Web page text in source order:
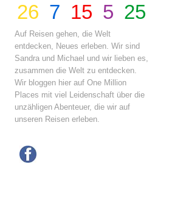
26 7 15 5 25
Auf Reisen gehen, die Welt
entdecken, Neues erleben. Wir sind
Sandra und Michael und wir lieben es,
zusammen die Welt zu entdecken.
Wir bloggen hier auf One Million
Places mit viel Leidenschaft über die
unzähligen Abenteuer, die wir auf
unseren Reisen erleben.